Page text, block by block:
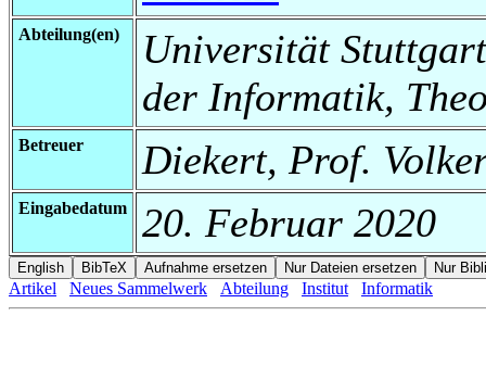
Abteilung(en)
Universität
der Informatik,
Betreuer Diekert, Prof.
Eingabedatum 20. Februar 2020
Artikel Neues Sammelwerk Abteilung Institut Informatik